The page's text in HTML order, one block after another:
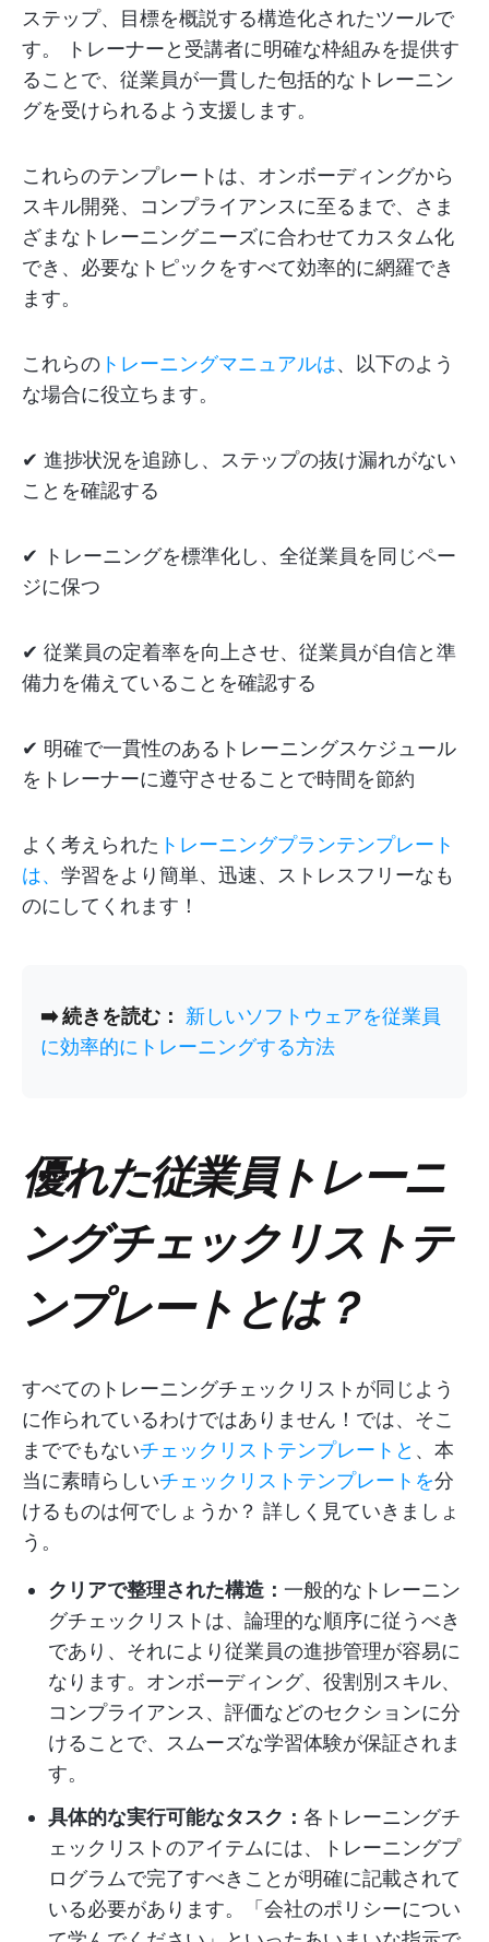
ステップ、目標を概説する構造化されたツールで
す。 トレーナーと受講者に明確な枠組みを提供す
ることで、従業員が一貫した包括的なトレーニン
グを受けられるよう支援します。
これらのテンプレートは、オンボーディングから
スキル開発、コンプライアンスに至るまで、さま
ざまなトレーニングニーズに合わせてカスタム化
でき、必要なトピックをすべて効率的に網羅でき
ます。
これらの トレーニングマニュアルは、以下のよう
な場合に役立ちます。
✔ 進捗状況を追跡し、ステップの抜け漏れがない
ことを確認する
✔ トレーニングを標準化し、全従業員を同じペー
ジに保つ
✔ 従業員の定着率を向上させ、従業員が自信と準
備力を備えていることを確認する
✔ 明確で一貫性のあるトレーニングスケジュール
をトレーナーに遵守させることで時間を節約
よく考えられた トレーニングプランテンプレート
は、 学習をより簡単、迅速、ストレスフリーなも
のにしてくれます！
➡️ 続きを読む：
新しいソフトウェアを従業員
に効率的にトレーニングする方法
優れた従業員トレーニ
ングチェックリストテ
ンプレートとは？
すべてのトレーニングチェックリストが同じよう
に作られているわけではありません！では、そこ
まででもないチェックリストテンプレートと 、本
当に素晴らしいチェックリストテンプレートを分
けるものは何でしょうか？ 詳しく見ていきましょ
う。
クリアで整理された構造： 一般的なトレーニン
グチェックリストは、論理的な順序に従うべき
であり、それにより従業員の進捗管理が容易に
なります。オンボーディング、役割別スキル、
コンプライアンス、評価などのセクションに分
けることで、スムーズな学習体験が保証されま
す。
具体的な実行可能なタスク： 各トレーニングチ
ェックリストのアイテムには、トレーニングプ
ログラムで完了すべきことが明確に記載されて
いる必要があります。「会社のポリシーについ